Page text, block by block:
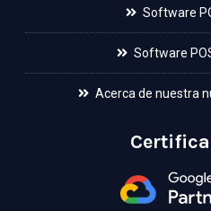
Software
Software
Acerca de nuestra